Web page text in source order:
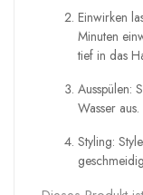
Einwirken
Minuten
tief in das
Ausspülen:
Wasser aus.
Styling: